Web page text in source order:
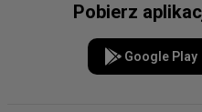
Pobierz
Google Play